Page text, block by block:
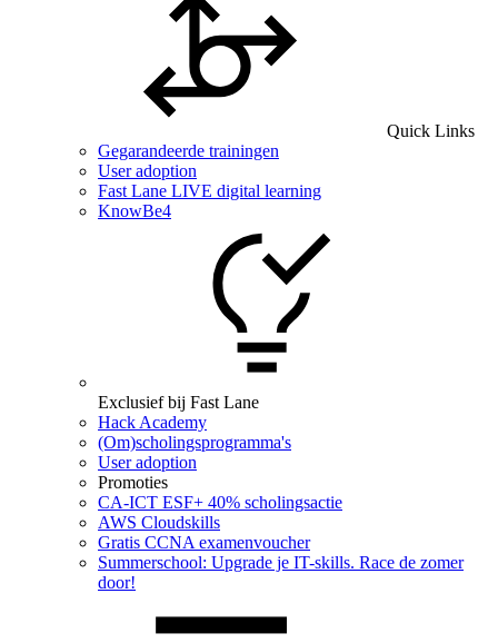
Quick Links
Gegarandeerde trainingen
User adoption
Fast Lane LIVE digital learning
KnowBe4
Exclusief bij Fast Lane
Hack Academy
(Om)scholingsprogramma's
User adoption
Promoties
CA‑ICT ESF+ 40% scholingsactie
AWS Cloudskills
Gratis CCNA examenvoucher
Summerschool: Upgrade je IT-skills. Race de zomer
door!